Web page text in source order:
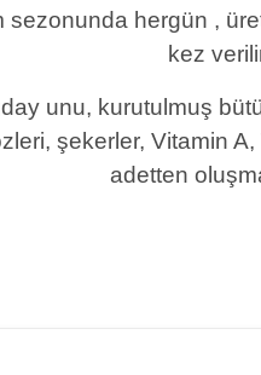
sezonunda hergün ,
kez
unu, kurutulmuş
şekerler, Vitamin
adetten